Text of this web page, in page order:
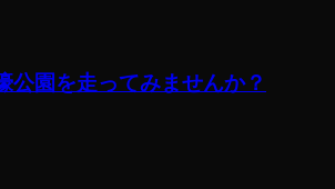
公園を走ってみませんか？